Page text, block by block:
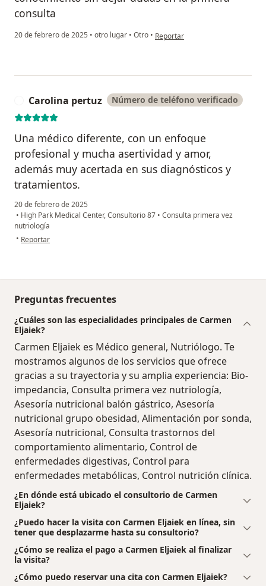
consulta
20 de febrero de 2025 • otro lugar • Otro • en opinión del usuario Heidy
Reportar
Carolina pertuz Número de teléfono verificado
Una médico diferente, con un enfoque
profesional y mucha asertividad y amor,
además muy acertada en sus diagnósticos y
tratamientos.
20 de febrero de 2025
• High Park Medical Center, Consultorio 87 • Consulta primera vez
nutriología
• en opinión del usuario Carolina pertuz
Reportar
Preguntas frecuentes
¿Cuáles son las especialidades principales de Carmen
Eljaiek?
Carmen Eljaiek es Médico general, Nutriólogo. Te
mostramos algunos de los servicios que ofrece
gracias a su trayectoria y su amplia experiencia: Bio-
impedancia, Consulta primera vez nutriología,
Asesoría nutricional balón gástrico, Asesoría
nutricional grupo obesidad, Alimentación por sonda,
Asesoría nutricional, Consulta trastornos del
comportamiento alimentario, Control de
enfermedades digestivas, Control para
enfermedades metabólicas, Control nutrición clínica.
¿En dónde está ubicado el consultorio de Carmen
Eljaiek?
¿Puedo hacer la visita con Carmen Eljaiek en línea, sin
tener que desplazarme hasta su consultorio?
¿Cómo se realiza el pago a Carmen Eljaiek al finalizar
la visita?
¿Cómo puedo reservar una cita con Carmen Eljaiek?